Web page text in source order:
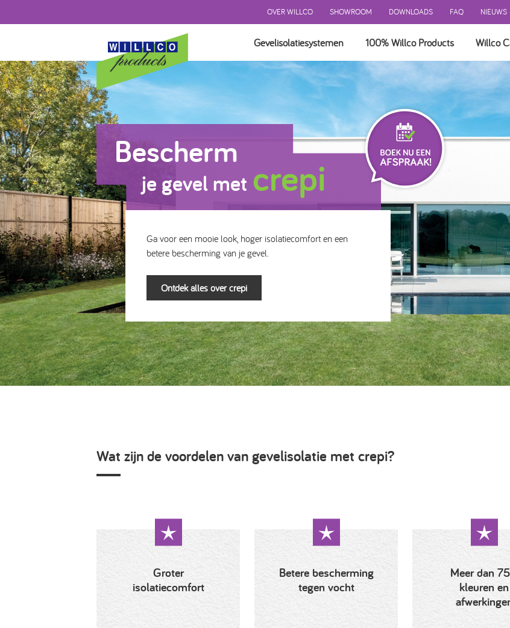
OVER WILLCO SHOWROOM DOWNLOADS FAQ NIEUWS
Gevelisolatiesystemen
TEST GEVELSYSTEEM
SYSTEEM MET ISOLATIE
SYSTEEM ZONDER ISOLATIE
GEVENTILEERD SYSTEEM
TOEBEHOREN
100% Willco Products Willco
Bescherm
je gevel met crepi
Ga voor een mooie look, hoger isolatiecomfort en een
betere bescherming van je gevel.
Ontdek alles over crepi
Wat zijn de voordelen van gevelisolatie met crepi?
Groter
isolatiecomfort
Betere bescherming
tegen vocht
Meer dan
kleuren en